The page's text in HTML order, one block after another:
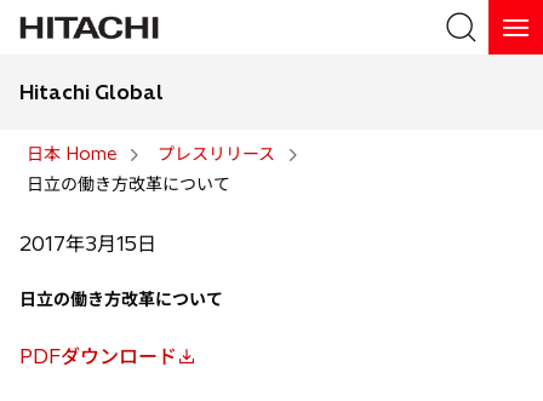
Hitachi Global
日本 Home
プレスリリース
日立の働き方改革について
2017年3月15日
日立の働き方改革について
PDFダウンロード
新